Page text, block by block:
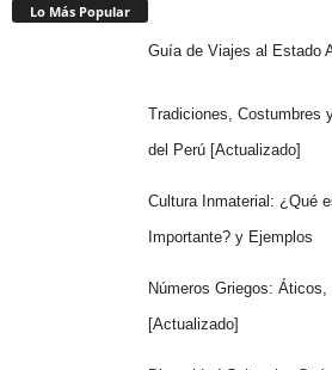
Lo Más Popular
Guía de Viajes al Estado
Tradiciones, Costumbres
del Perú [Actualizado]
Cultura Inmaterial: ¿Qué
Importante? y Ejemplos
Números Griegos:
[Actualizado]